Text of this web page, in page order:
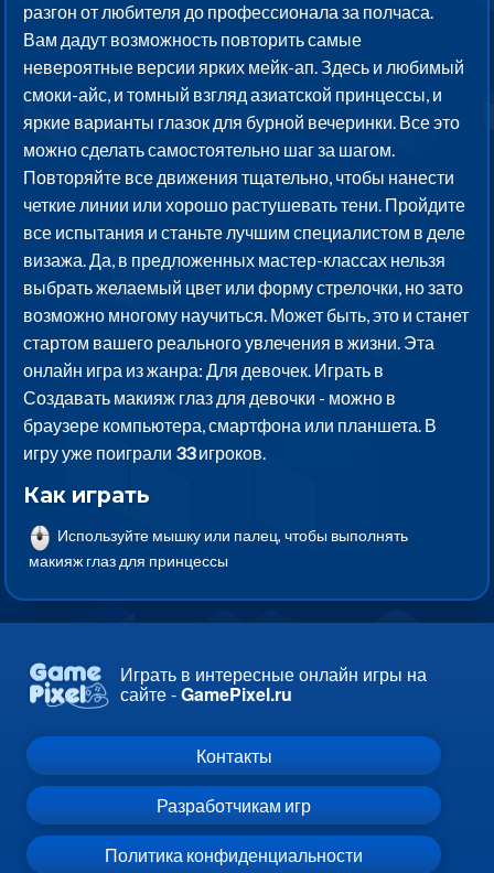
разгон от любителя до профессионала за полчаса.
Вам дадут возможность повторить самые
невероятные версии ярких мейк-ап. Здесь и любимый
смоки-айс, и томный взгляд азиатской принцессы, и
яркие варианты глазок для бурной вечеринки. Все это
можно сделать самостоятельно шаг за шагом.
Повторяйте все движения тщательно, чтобы нанести
четкие линии или хорошо растушевать тени. Пройдите
все испытания и станьте лучшим специалистом в деле
визажа. Да, в предложенных мастер-классах нельзя
выбрать желаемый цвет или форму стрелочки, но зато
возможно многому научиться. Может быть, это и станет
стартом вашего реального увлечения в жизни. Эта
онлайн игра из жанра: Для девочек. Играть в
Создавать макияж глаз для девочки - можно в
браузере компьютера, смартфона или планшета. В
игру уже поиграли 33игроков.
Как играть
Используйте мышку или палец, чтобы выполнять
макияж глаз для принцессы
Играть в интересные онлайн игры на
сайте -GamePixel.ru
Контакты
Разработчикам игр
Политика конфиденциальности